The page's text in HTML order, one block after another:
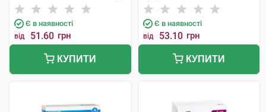
Є в наявності
від 51.60 грн
КУПИТИ
Є в наявності
від 53.10 грн
КУПИТИ